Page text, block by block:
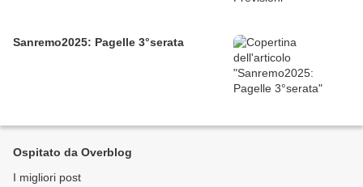
Sanremo2025: Pagelle 3°serata
Ospitato da Overblog
I migliori post